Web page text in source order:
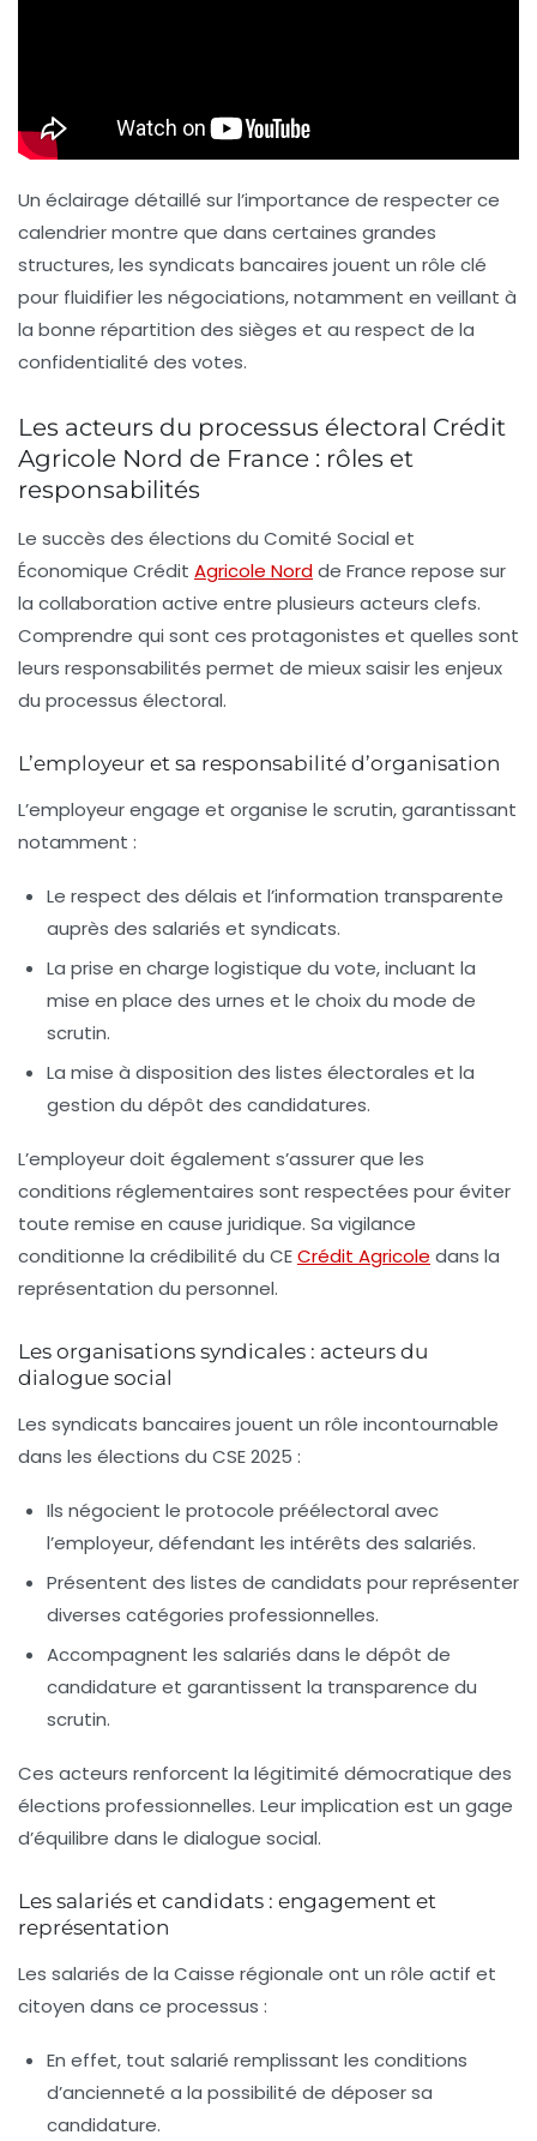
Un éclairage détaillé sur l’importance de respecter ce
calendrier montre que dans certaines grandes
structures, les syndicats bancaires jouent un rôle clé
pour fluidifier les négociations, notamment en veillant à
la bonne répartition des sièges et au respect de la
confidentialité des votes.
Les acteurs du processus électoral Crédit
Agricole Nord de France : rôles et
responsabilités
Le succès des élections du Comité Social et
Économique Crédit Agricole Nordde France repose sur
la collaboration active entre plusieurs acteurs clefs.
Comprendre qui sont ces protagonistes et quelles sont
leurs responsabilités permet de mieux saisir les enjeux
du processus électoral.
L’employeur et sa responsabilité d’organisation
L’employeur engage et organise le scrutin, garantissant
notamment :
Le respect des délais et l’information transparente
auprès des salariés et syndicats.
La prise en charge logistique du vote, incluant la
mise en place des urnes et le choix du mode de
scrutin.
La mise à disposition des listes électorales et la
gestion du dépôt des candidatures.
L’employeur doit également s’assurer que les
conditions réglementaires sont respectées pour éviter
toute remise en cause juridique. Sa vigilance
conditionne la crédibilité du CECrédit Agricole dans la
représentation du personnel.
Les organisations syndicales : acteurs du
dialogue social
Les syndicats bancaires jouent un rôle incontournable
dans les élections du CSE 2025 :
Ils négocient le protocole préélectoral avec
l’employeur, défendant les intérêts des salariés.
Présentent des listes de candidats pour représenter
diverses catégories professionnelles.
Accompagnent les salariés dans le dépôt de
candidature et garantissent la transparence du
scrutin.
Ces acteurs renforcent la légitimité démocratique des
élections professionnelles. Leur implication est un gage
d’équilibre dans le dialogue social.
Les salariés et candidats : engagement et
représentation
Les salariés de la Caisse régionale ont un rôle actif et
citoyen dans ce processus :
En effet, tout salarié remplissant les conditions
d’ancienneté a la possibilité de déposer sa
candidature.